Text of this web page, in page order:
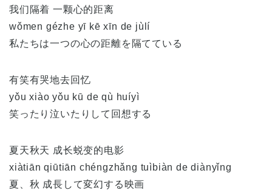
我们隔着 一颗心的距离
wǒmen gézhe yī kē xīn de jùlí
私たちは一つの心の距離を隔てている
有笑有哭地去回忆
yǒu xiào yǒu kū de qù huíyì
笑ったり泣いたりして回想する
夏天秋天 成长蜕变的电影
xiàtiān qiūtiān chéngzhǎng tuìbiàn de diànyǐng
夏、秋 成長して変幻する映画